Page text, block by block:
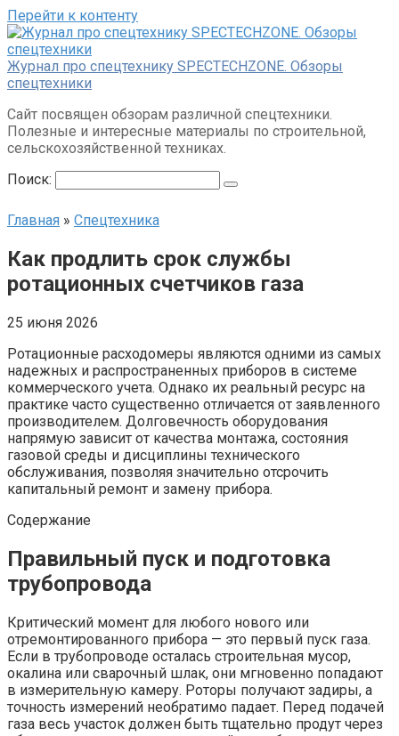
Перейти к контенту
Журнал про спецтехнику SPECTECHZONE. Обзоры
спецтехники
Сайт посвящен обзорам различной спецтехники.
Полезные и интересные материалы по строительной,
сельскохозяйственной техниках.
Поиск:
Главная » Спецтехника
Как продлить срок службы
ротационных счетчиков газа
25 июня 2026
Ротационные расходомеры являются одними из самых
надежных и распространенных приборов в системе
коммерческого учета. Однако их реальный ресурс на
практике часто существенно отличается от заявленного
производителем. Долговечность оборудования
напрямую зависит от качества монтажа, состояния
газовой среды и дисциплины технического
обслуживания, позволяя значительно отсрочить
капитальный ремонт и замену прибора.
Содержание
Правильный пуск и подготовка
трубопровода
Критический момент для любого нового или
отремонтированного прибора — это первый пуск газа.
Если в трубопроводе осталась строительная мусор,
окалина или сварочный шлак, они мгновенно попадают
в измерительную камеру. Роторы получают задиры, а
точность измерений необратимо падает. Перед подачей
газа весь участок должен быть тщательно продут через